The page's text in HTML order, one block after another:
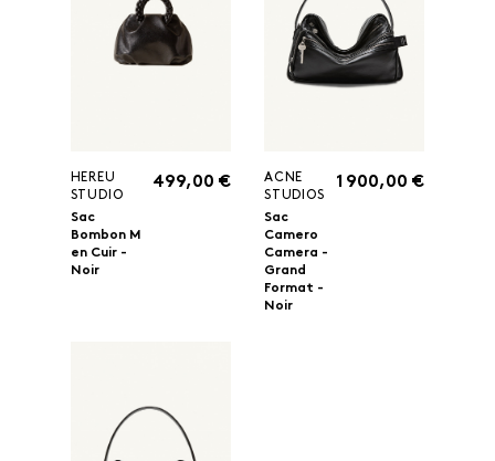
HEREU
STUDIO
Sac
Bombon M
en Cuir -
Noir
499,00 €
ACNE
STUDIOS
Sac
Camero
Camera -
Grand
Format -
Noir
1 900,00 €